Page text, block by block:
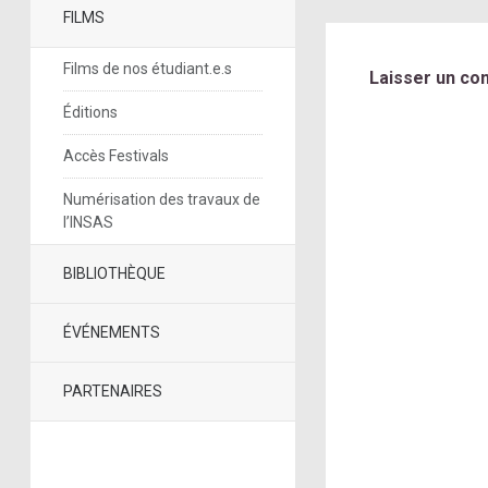
FILMS
Films de nos étudiant.e.s
Éditions
Accès Festivals
Numérisation des travaux de
l’INSAS
BIBLIOTHÈQUE
ÉVÉNEMENTS
PARTENAIRES
Laisser un